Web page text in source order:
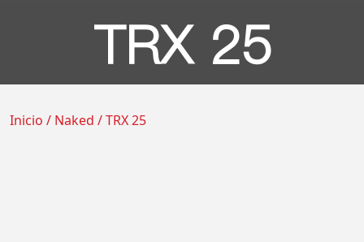
TRX 25
Inicio / Naked / TRX 25